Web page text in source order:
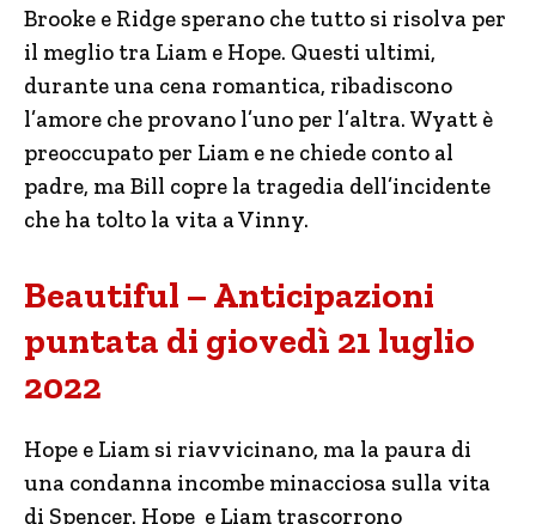
Brooke e Ridge sperano che tutto si risolva per
il meglio tra Liam e Hope. Questi ultimi,
durante una cena romantica, ribadiscono
l’amore che provano l’uno per l’altra. Wyatt è
preoccupato per Liam e ne chiede conto al
padre, ma Bill copre la tragedia dell’incidente
che ha tolto la vita a Vinny.
Beautiful – Anticipazioni
puntata di giovedì 21 luglio
2022
Hope e Liam si riavvicinano, ma la paura di
una condanna incombe minacciosa sulla vita
di Spencer. Hope e Liam trascorrono